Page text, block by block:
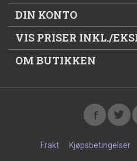
DIN KONTO
VIS PRISER INKL./
OM BUTIKKEN
Frakt Kjøpsbetingelser